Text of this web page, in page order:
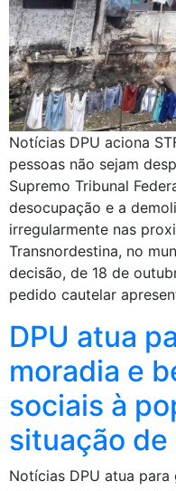
Notícias DPU aciona
pessoas não sejam
Supremo Tribunal
desocupação e a
irregularmente nas
Transnordestina, no
decisão, de 18 de
pedido cautelar
DPU atua
moradia e
sociais à
situação de
Notícias DPU atua